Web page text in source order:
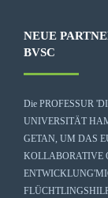
NEUE
BVSC
Die PROFESSUR
UNIVERSITÄT
GETAN, UM DAS
KOLLABORATIVE
ENTWICKLUNG